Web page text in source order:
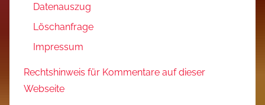
Datenauszug
Löschanfrage
Impressum
Rechtshinweis für Kommentare auf dieser
Webseite